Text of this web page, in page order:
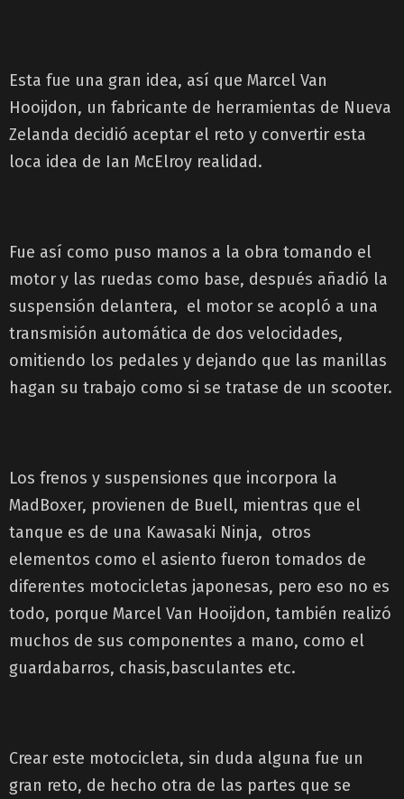
Esta fue una gran idea, así que Marcel Van
Hooijdon, un fabricante de herramientas de Nueva
Zelanda decidió aceptar el reto y convertir esta
loca idea de Ian McElroy realidad.
Fue así como puso manos a la obra tomando el
motor y las ruedas como base, después añadió la
suspensión delantera, el motor se acopló a una
transmisión automática de dos velocidades,
omitiendo los pedales y dejando que las manillas
hagan su trabajo como si se tratase de un scooter.
Los frenos y suspensiones que incorpora la
MadBoxer, provienen de Buell, mientras que el
tanque es de una Kawasaki Ninja, otros
elementos como el asiento fueron tomados de
diferentes motocicletas japonesas, pero eso no es
todo, porque Marcel Van Hooijdon, también realizó
muchos de sus componentes a mano, como el
guardabarros, chasis,basculantes etc.
Crear este motocicleta, sin duda alguna fue un
gran reto, de hecho otra de las partes que se